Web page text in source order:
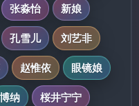
张淼怡
新娘
孔雪儿
刘艺非
赵惟依
眼镜娘
博纳
桜井宁宁